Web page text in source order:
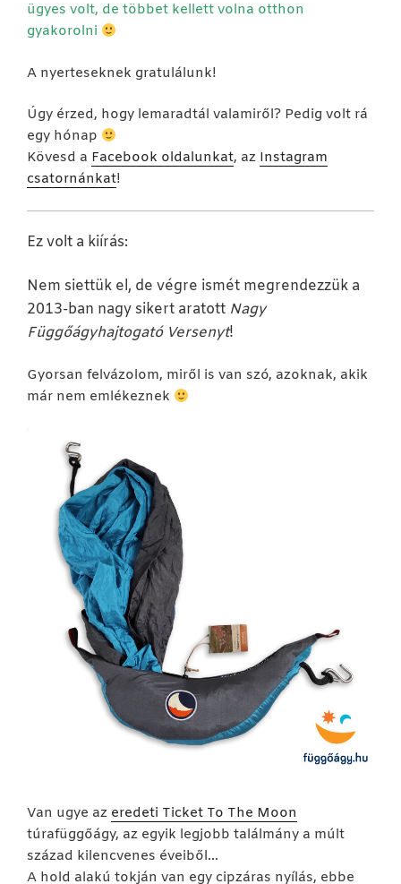
ügyes volt, de többet kellett volna otthon
gyakorolni
A nyerteseknek gratulálunk!
Úgy érzed, hogy lemaradtál valamiről? Pedig volt rá
egy hónap
Kövesd a Facebook oldalunkat, az Instagram
csatornánkat!
Ez volt a kiírás:
Nem siettük el, de végre ismét megrendezzük a
2013-ban nagy sikert aratott Nagy
Függőágyhajtogató Versenyt!
Gyorsan felvázolom, miről is van szó, azoknak, akik
már nem emlékeznek
Van ugye az eredeti Ticket To The Moon
túrafüggőágy, az egyik legjobb találmány a múlt
század kilencvenes éveiből…
A hold alakú tokján van egy cipzáras nyílás, ebbe